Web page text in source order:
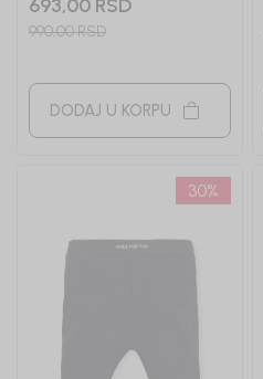
693,00 RSD
990,00RSD
DODAJ U KORPU
30%